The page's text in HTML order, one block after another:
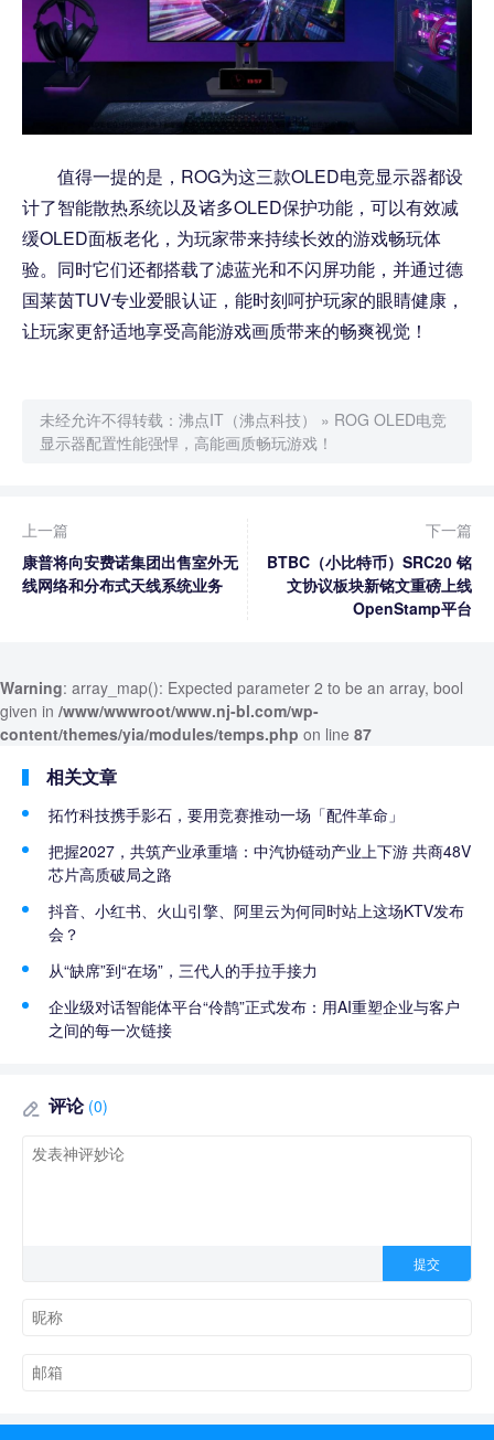
值得一提的是，ROG为这三款OLED电竞显示器都设
计了智能散热系统以及诸多OLED保护功能，可以有效减
缓OLED面板老化，为玩家带来持续长效的游戏畅玩体
验。同时它们还都搭载了滤蓝光和不闪屏功能，并通过德
国莱茵TUV专业爱眼认证，能时刻呵护玩家的眼睛健康，
让玩家更舒适地享受高能游戏画质带来的畅爽视觉！
未经允许不得转载： 沸点IT（沸点科技） » ROG OLED电竞
显示器配置性能强悍，高能画质畅玩游戏！
上一篇
康普将向安费诺集团出售室外无
线网络和分布式天线系统业务
下一篇
BTBC（小比特币）SRC20 铭
文协议板块新铭文重磅上线
OpenStamp平台
Warning: array_map(): Expected parameter 2 to be an array, bool
given in /www/wwwroot/www.nj-bl.com/wp-
content/themes/yia/modules/temps.php on line 87
相关文章
拓竹科技携手影石，要用竞赛推动一场「配件革命」
把握2027，共筑产业承重墙：中汽协链动产业上下游 共商48V
芯片高质破局之路
抖音、小红书、火山引擎、阿里云为何同时站上这场KTV发布
会？
从“缺席”到“在场”，三代人的手拉手接力
企业级对话智能体平台“伶鹊”正式发布：用AI重塑企业与客户
之间的每一次链接
评论 (0)